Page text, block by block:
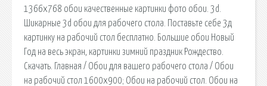
1366х768 обои качественные картинки фото обои. 3d.
Шикарные 3d обои для рабочего стола. Поставьте себе 3д
картинку на рабочий стол бесплатно. Большие обои Новый
Год на весь экран, картинки зимний праздник Рождество.
Скачать. Главная / Обои для вашего рабочего стола / Обои
на рабочий стол 1600х900; Обои на рабочий стол. Обои на